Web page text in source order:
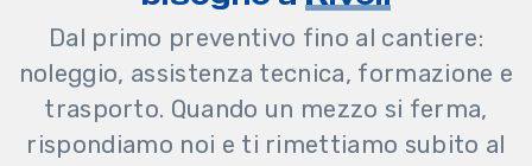
Dal primo preventivo fino al cantiere:
noleggio, assistenza tecnica, formazione e
trasporto. Quando un mezzo si ferma,
rispondiamo noi e ti rimettiamo subito al